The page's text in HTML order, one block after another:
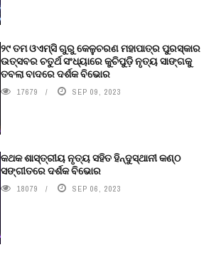
୨୯ ତମ ଓଏମ୍‌ସି ଗୁରୁ କେଳୁଚରଣ ମହାପାତ୍ର ପୁରସ୍କାର
ଉତ୍ସବର ଚତୁର୍ଥ ସଂଧ୍ୟାରେ କୁଚିପୁଡ଼ି ନୃତ୍ୟ ସାଙ୍ଗକୁ
ତବଲା ବାଦରେ ଦର୍ଶକ ବିଭୋର
17679 SEP 09, 2023
କଥକ ଶାସ୍ତ୍ରୀୟ ନୃତ୍ୟ ସହିତ ହିନ୍ଦୁସ୍ଥାନୀ କଣ୍ଠ
ସଙ୍ଗୀତରେ ଦର୍ଶକ ବିଭୋର
18079 SEP 06, 2023